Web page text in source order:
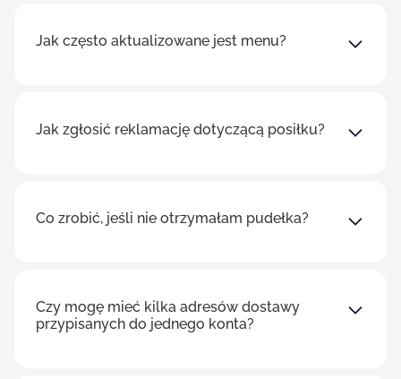
Jak często aktualizowane jest menu?
Jak zgłosić reklamację dotyczącą posiłku?
Co zrobić, jeśli nie otrzymałam pudełka?
Czy mogę mieć kilka adresów dostawy
przypisanych do jednego konta?